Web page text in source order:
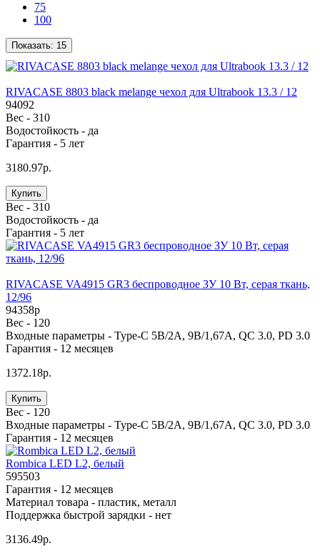
75
100
Показать: 15
RIVACASE 8803 black melange чехол для Ultrabook 13.3 / 12
94092
Вес - 310
Водостойкость - да
Гарантия - 5 лет
3180.97р.
Купить
Вес - 310
Водостойкость - да
Гарантия - 5 лет
RIVACASE VA4915 GR3 беспроводное ЗУ 10 Вт, серая ткань,
12/96
94358p
Вес - 120
Входные параметры - Type-C 5В/2A, 9В/1,67A, QC 3.0, PD 3.0
Гарантия - 12 месяцев
1372.18р.
Купить
Вес - 120
Входные параметры - Type-C 5В/2A, 9В/1,67A, QC 3.0, PD 3.0
Гарантия - 12 месяцев
Rombica LED L2, белый
595503
Гарантия - 12 месяцев
Материал товара - пластик, металл
Поддержка быстрой зарядки - нет
3136.49р.